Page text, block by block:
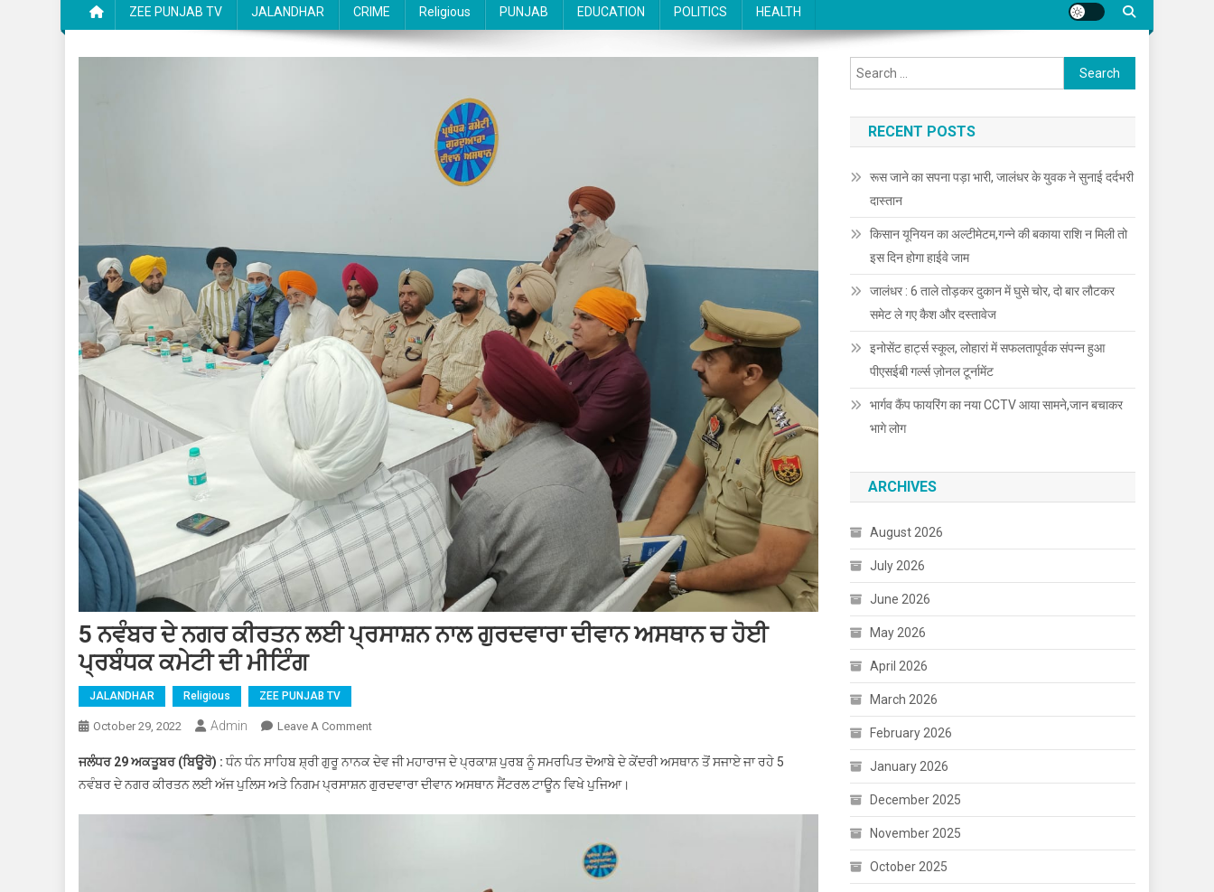
ZEE PUNJAB TV JALANDHAR CRIME Religious PUNJAB EDUCATION POLITICS HEALTH
5 ਨਵੰਬਰ ਦੇ ਨਗਰ ਕੀਰਤਨ ਲਈ ਪ੍ਰਸਾਸ਼ਨ ਨਾਲ ਗੁਰਦਵਾਰਾ ਦੀਵਾਨ ਅਸਥਾਨ ਚ ਹੋਈ
ਪ੍ਰਬੰਧਕ ਕਮੇਟੀ ਦੀ ਮੀਟਿੰਗ
JALANDHAR Religious ZEE PUNJAB TV
October 29, 2022 Admin Leave A Comment
ਜਲੰਧਰ 29 ਅਕਤੂਬਰ (ਬਿਊਰੋ) :ਧੰਨ ਧੰਨ ਸਾਹਿਬ ਸ਼੍ਰੀ ਗੁਰੂ ਨਾਨਕ ਦੇਵ ਜੀ ਮਹਾਰਾਜ ਦੇ ਪ੍ਰਕਾਸ਼ ਪੁਰਬ ਨੂੰ ਸਮਰਪਿਤ ਦੋਆਬੇ ਦੇ ਕੇਂਦਰੀ ਅਸਥਾਨ ਤੋਂ ਸਜਾਏ ਜਾ ਰਹੇ 5
ਨਵੰਬਰ ਦੇ ਨਗਰ ਕੀਰਤਨ ਲਈ ਅੱਜ ਪੁਲਿਸ ਅਤੇ ਨਿਗਮ ਪ੍ਰਸਾਸ਼ਨ ਗੁਰਦਵਾਰਾ ਦੀਵਾਨ ਅਸਥਾਨ ਸੈਂਟਰਲ ਟਾਊਨ ਵਿਖੇ ਪੁਜਿਆ।
Search for:
RECENT POSTS
रूस जाने का सपना पड़ा भारी, जालंधर के युवक ने सुनाई दर्दभरी
दास्तान
किसान यूनियन का अल्टीमेटम,गन्ने की बकाया राशि न मिली तो
इस दिन होगा हाईवे जाम
जालंधर : 6 ताले तोड़कर दुकान में घुसे चोर, दो बार लौटकर
समेट ले गए कैश और दस्तावेज
इनोसेंट हार्ट्स स्कूल, लोहारां में सफलतापूर्वक संपन्न हुआ
पीएसईबी गर्ल्स ज़ोनल टूर्नामेंट
भार्गव कैंप फायरिंग का नया CCTV आया सामने,जान बचाकर
भागे लोग
ARCHIVES
August 2026
July 2026
June 2026
May 2026
April 2026
March 2026
February 2026
January 2026
December 2025
November 2025
October 2025